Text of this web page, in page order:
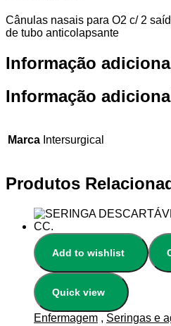
Cânulas nasais para O2 c/ 2
de tubo anticolapsante
Informação
Informação
Marca Intersurgical
Produtos
Add to wishlist
Quick view
Enfermagem , Seringas e